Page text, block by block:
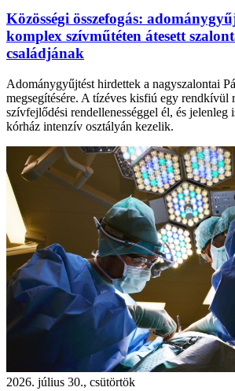
Közösségi összefogás:
komplex szívműtéten átesett
családjának
Adománygyűjtést hirdettek a nagyszalontai
megsegítésére. A tízéves kisfiú egy rendkívül
szívfejlődési rendellenességgel él, és jelenleg
kórház intenzív osztályán kezelik.
2026. július 30., csütörtök